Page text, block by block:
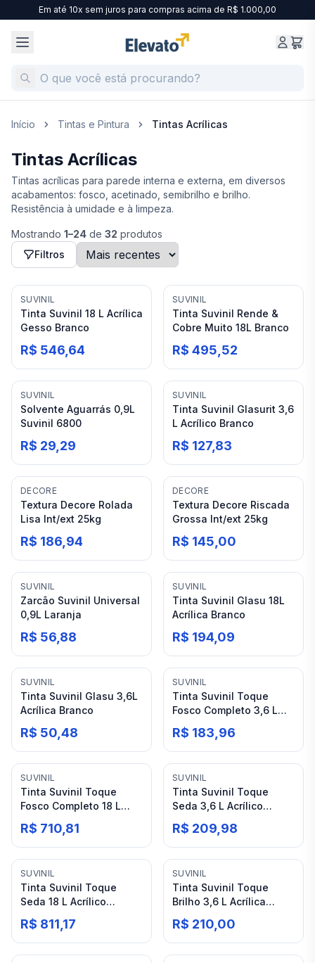
Em até 10x sem juros para compras acima de R$ 1.000,00
Início Tintas e Pintura Tintas Acrílicas
Tintas Acrílicas
Tintas acrílicas para parede interna e externa, em diversos
acabamentos: fosco, acetinado, semibrilho e brilho.
Resistência à umidade e à limpeza.
Mostrando 1–24 de 32 produtos
Filtros
SUVINIL
Tinta Suvinil 18 L Acrílica
Gesso Branco
R$ 546,64
SUVINIL
Tinta Suvinil Rende &
Cobre Muito 18L Branco
R$ 495,52
SUVINIL
Solvente Aguarrás 0,9L
Suvinil 6800
R$ 29,29
SUVINIL
Tinta Suvinil Glasurit 3,6
L Acrílico Branco
R$ 127,83
DECORE
Textura Decore Rolada
Lisa Int/ext 25kg
R$ 186,94
DECORE
Textura Decore Riscada
Grossa Int/ext 25kg
R$ 145,00
SUVINIL
Zarcão Suvinil Universal
0,9L Laranja
R$ 56,88
SUVINIL
Tinta Suvinil Glasu 18L
Acrílica Branco
R$ 194,09
SUVINIL
Tinta Suvinil Glasu 3,6L
Acrílica Branco
R$ 50,48
SUVINIL
Tinta Suvinil Toque
Fosco Completo 3,6 L
Acrílica Branco
R$ 183,96
SUVINIL
Tinta Suvinil Toque
Fosco Completo 18 L
Acrílica Branco
R$ 710,81
SUVINIL
Tinta Suvinil Toque
Seda 3,6 L Acrílico
Branco
R$ 209,98
SUVINIL
Tinta Suvinil Toque
Seda 18 L Acrílico
Branco
R$ 811,17
SUVINIL
Tinta Suvinil Toque
Brilho 3,6 L Acrílica
Branco
R$ 210,00